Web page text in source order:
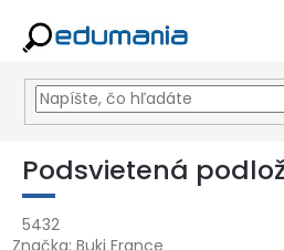
Prejsť
obsahPodsvietená
5432
Značka: Buki France